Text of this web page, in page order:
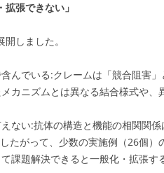
張できない」
しました。
んでいる:クレームは「競合阻害
カニズムとは異なる結合様式や、
ない:抗体の構造と機能の相関関
たがって、少数の実施例（26個）
課題解決できると一般化・拡張す